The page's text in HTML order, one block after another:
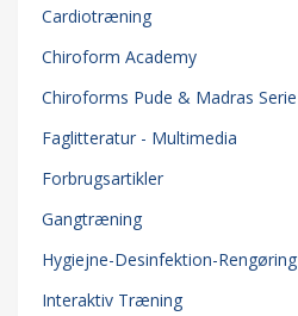
Cardiotræning
Chiroform Academy
Chiroforms Pude & Madras Serie
Faglitteratur - Multimedia
Forbrugsartikler
Gangtræning
Hygiejne-Desinfektion-Rengøring
Interaktiv Træning